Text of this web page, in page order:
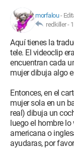
morfalou-
redkiller -
Aquí tienes la
tele. El videoclip
encuentran cada
mujer dibuja algo
Entonces, en el
mujer sola en un
real) dibuja un
luego el hombre
americana o
ayudaras, por